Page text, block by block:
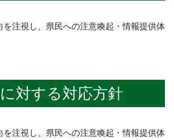
を注視し、県民への注意喚起・情報提供体
対する対応方針
を注視し、県民への注意喚起・情報提供体